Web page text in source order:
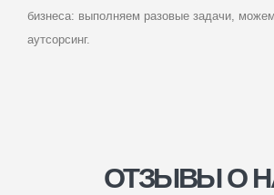
бизнеса: выполняем разовые задачи,
аутсорсинг.
ОТЗЫВЫ О